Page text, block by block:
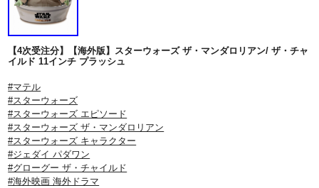
【4次受注分】【海外版】スターウォーズ ザ・マンダロリアン/ ザ・チャ
イルド 11インチ プラッシュ
#マテル
#スターウォーズ
#スターウォーズ エピソード
#スターウォーズ ザ・マンダロリアン
#スターウォーズ キャラクター
#ジェダイ パダワン
#グローグー ザ・チャイルド
#海外映画 海外ドラマ